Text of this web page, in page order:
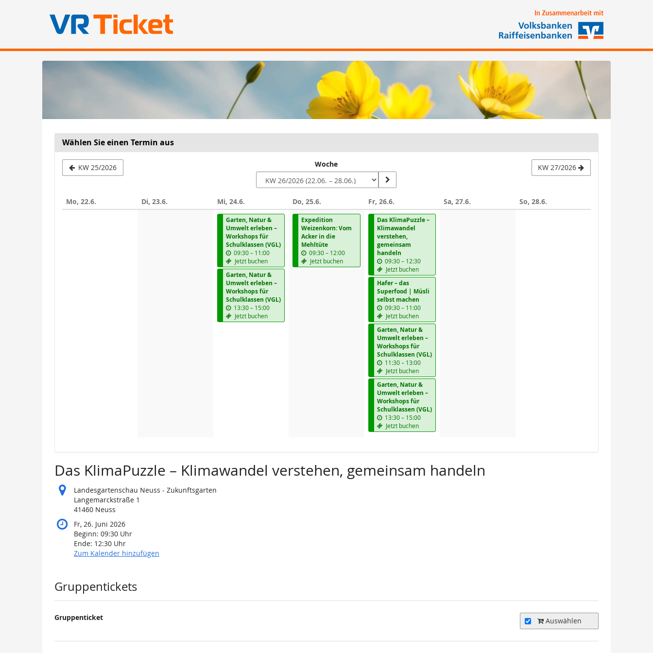
Wählen Sie einen Termin aus
KW 25/2026
auswählen
Woche KW 27/2026
Mo, 22.6. Di, 23.6. Mi, 24.6.
Garten, Natur &
Umwelt erleben –
Workshops für
Schulklassen (VGL)
09:30–b
i
s
11:00
Jetzt buchen
Garten, Natur &
Umwelt erleben –
Workshops für
Schulklassen (VGL)
13:30–b
i
s
15:00
Jetzt buchen
Do, 25.6.
Expedition
Weizenkorn: Vom
Acker in die
Mehltüte
09:30 –b
i
s
12:00
Jetzt buchen
Fr, 26.6.
Das KlimaPuzzle –
Klimawandel
verstehen,
gemeinsam
handeln
09:30 –b
i
s
12:30
Jetzt buchen
Hafer – das
Superfood | Müsli
selbst machen
09:30 –b
i
s
11:00
Jetzt buchen
Garten, Natur &
Umwelt erleben –
Workshops für
Schulklassen (VGL)
11:30 –b
i
s
13:00
Jetzt buchen
Garten, Natur &
Umwelt erleben –
Workshops für
Schulklassen (VGL)
13:30 –b
i
s
15:00
Jetzt buchen
Sa, 27.6. So, 28.6.
Das KlimaPuzzle – Klimawandel verstehen, gemeinsam handeln
Landesgartenschau Neuss - Zukunftsgarten
Langemarckstraße 1
41460 Neuss
Fr, 26. Juni 2026
Beginn: 09:30 Uhr
Ende: 12:30 Uhr
Zum Kalender hinzufügen
Produkte
Gruppentickets
Gruppenticket Auswählen